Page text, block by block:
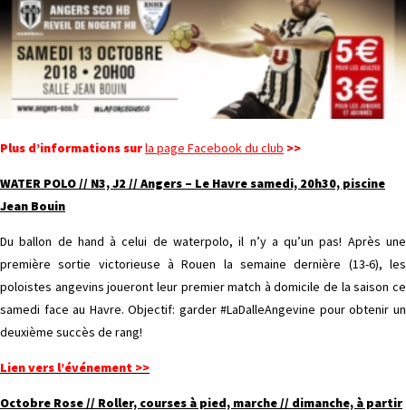
Plus d’informations surla page Facebook du club >>
WATER POLO // N3, J2 // Angers – Le Havre samedi, 20h30, piscine
Jean Bouin
Du ballon de hand à celui de waterpolo, il n’y a qu’un pas! Après une
première sortie victorieuse à Rouen la semaine dernière (13-6), les
poloistes angevins joueront leur premier match à domicile de la saison ce
samedi face au Havre. Objectif: garder #LaDalleAngevine pour obtenir un
deuxième succès de rang!
Lien vers l’événement >>
Octobre Rose // Roller, courses à pied, marche // dimanche, à partir